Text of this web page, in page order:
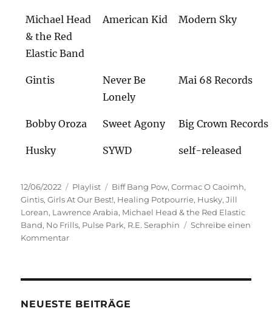
Michael Head
& the Red
Elastic Band
American Kid Modern Sky
Gintis
Never Be
Lonely
Mai 68 Records
Bobby Oroza Sweet Agony Big Crown Records
Husky SYWD self-released
Veröffentlicht
am
12/06/2022 Kategorien
Playlist Schlagwörter
Biff Bang Pow,Cormac O Caoimh,
Gintis,Girls At Our Best!, Healing Potpourrie, Husky,Jill
Lorean, Lawrence Arabia, Michael Head & the Red Elastic
Band, No Frills, Pulse Park, R.E. Seraphin
Schreibe einen
Kommentarzu
NEUESTE BEITRÄGE